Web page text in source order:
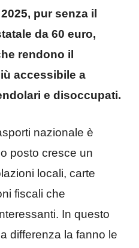
pur senza il
da 60 euro,
rendono il
accessibile a
e disoccupati.
nazionale è
posto cresce un
locali, carte
fiscali che
In questo
differenza la fanno le